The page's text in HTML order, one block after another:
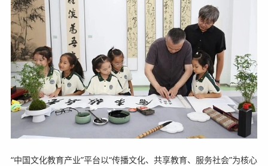
“中国文化教育产业”平台以“传播文化、共享教育、服务社会”为核心